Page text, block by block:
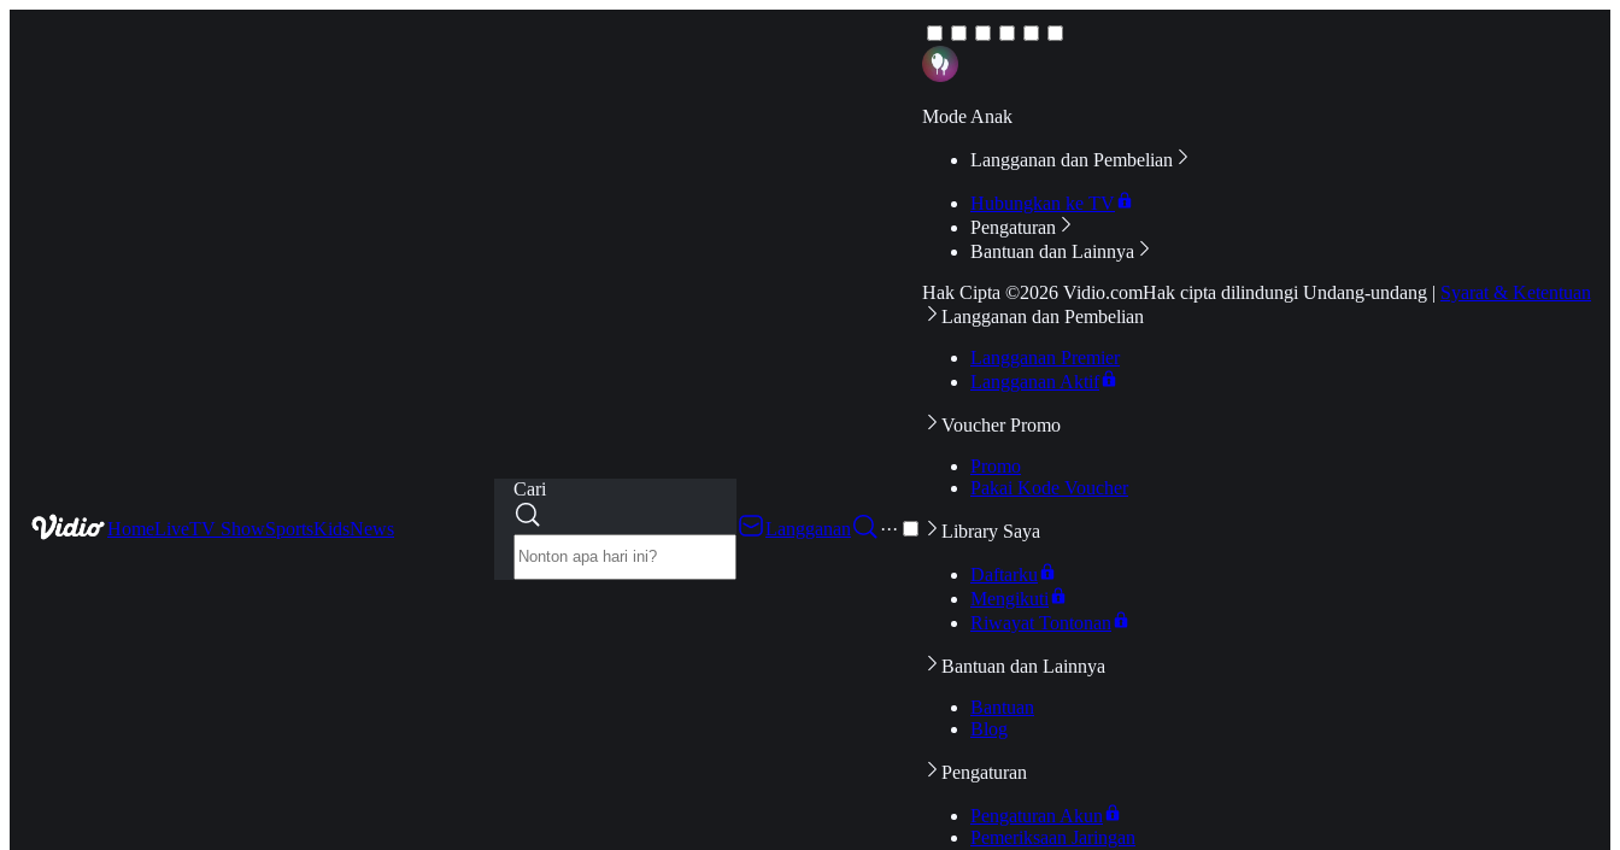
HomeLiveTV ShowSportsKidsNews
Cari
Langganan
···
Mode Anak
Langganan dan Pembelian
Hubungkan ke TV
Pengaturan
Bantuan dan Lainnya
Hak Cipta ©2026 Vidio.comHak cipta dilindungi Undang-undang | Syarat & Ketentuan
Langganan dan Pembelian
Langganan Premier
Langganan Aktif
Voucher Promo
Promo
Pakai Kode Voucher
Library Saya
Daftarku
Mengikuti
Riwayat Tontonan
Bantuan dan Lainnya
Bantuan
Blog
Pengaturan
Pengaturan Akun
Pemeriksaan Jaringan